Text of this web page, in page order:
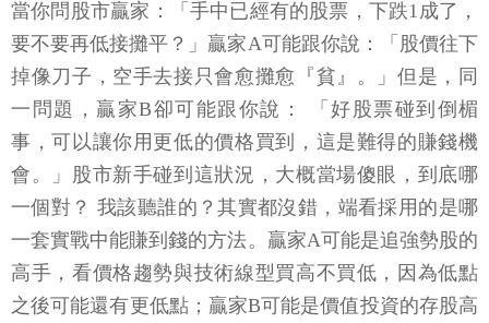
當你問股市贏家：「手中已經有的股票，下跌1成了，
要不要再低接攤平？」贏家A可能跟你說：「股價往下
掉像刀子，空手去接只會愈攤愈『貧』。」但是，同
一問題，贏家B卻可能跟你說： 「好股票碰到倒楣
事，可以讓你用更低的價格買到，這是難得的賺錢機
會。」股市新手碰到這狀況，大概當場傻眼，到底哪
一個對？ 我該聽誰的？其實都沒錯，端看採用的是哪
一套實戰中能賺到錢的方法。贏家A可能是追強勢股的
高手，看價格趨勢與技術線型買高不買低，因為低點
之後可能還有更低點；贏家B可能是價值投資的存股高